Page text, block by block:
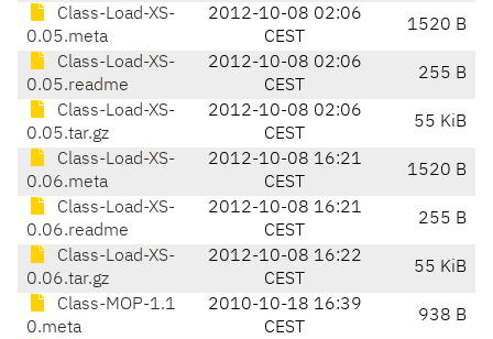
Class-Load-XS-
0.05.meta
2012-10-08 02:06
CEST
1520 B
Class-Load-XS-
0.05.readme
2012-10-08 02:06
CEST
255 B
Class-Load-XS-
0.05.tar.gz
2012-10-08 02:06
CEST
55 KiB
Class-Load-XS-
0.06.meta
2012-10-08 16:21
CEST
1520 B
Class-Load-XS-
0.06.readme
2012-10-08 16:21
CEST
255 B
Class-Load-XS-
0.06.tar.gz
2012-10-08 16:22
CEST
55 KiB
Class-MOP-1.1
0.meta
2010-10-18 16:39
CEST
938 B